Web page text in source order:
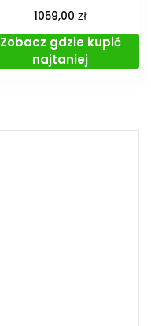
1059,00zł
Zobacz gdzie kupić
najtaniej